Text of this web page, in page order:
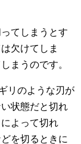
てしまうとす
欠けてしま
まうのです。
リのような刃が
状態だと切れ
よって切れ
を切るときに